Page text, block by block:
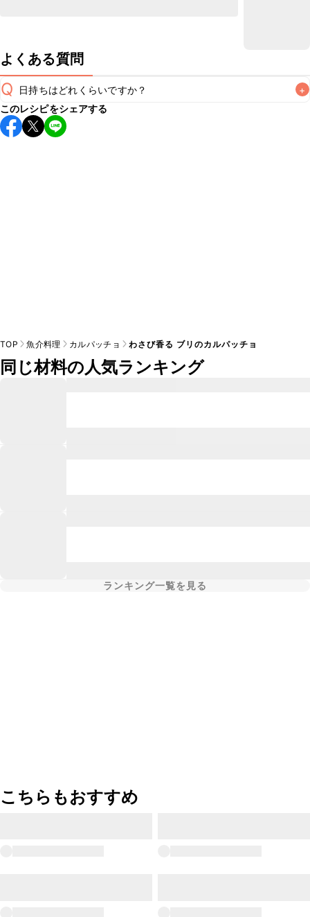
よくある質問
Q 日持ちはどれくらいですか？ +
保存期間は冷蔵で当日中が目安です。なるべくお早めにお召
し上がりください。
このレシピをシェアする
TOP 魚介料理 カルパッチョ わさび香る ブリのカルパッチョ
同じ材料の人気ランキング
ランキング一覧を見る
こちらもおすすめ